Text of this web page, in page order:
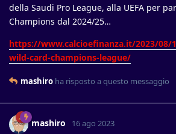
della Saudi Pro League, alla UEFA per
Champions dal 2024/25…
https://www.calcioefinanza.it/2023/08/
wild-card-champions-league/
mashiro ha risposto a questo messaggio
mashiro 16 ago 2023